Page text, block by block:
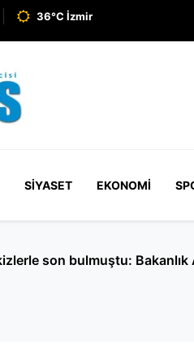
36°C İzmir
SIYASET EKONOMI
Yunus Emre için ‘kaza'